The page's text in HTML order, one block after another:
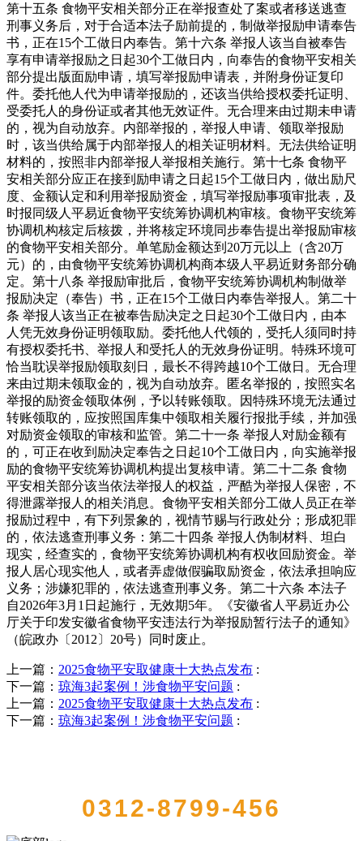
第十五条 食物平安相关部分正在举报查处了案或者移送逃查
刑事义务后，对于合适本法子励前提的，制做举报励申请奉告
书，正在15个工做日内奉告。第十六条 举报人该当自被奉告
享有申请举报励之日起30个工做日内，向奉告的食物平安相关
部分提出版面励申请，填写举报励申请表，并附身份证复印
件。委托他人代为申请举报励的，还该当供给授权委托证明、
受委托人的身份证或者其他无效证件。无合理来由过期未申请
的，视为自动放弃。内部举报的，举报人申请、领取举报励
时，该当供给属于内部举报人的相关证明材料。无法供给证明
材料的，按照非内部举报人举报相关施行。第十七条 食物平
安相关部分应正在接到励申请之日起15个工做日内，做出励尺
度、金额认定和利用举报励资金，填写举报励事项审批表，及
时报同级人平易近食物平安统筹协调机构审核。食物平安统筹
协调机构核定后核拨，并将核定环境同步奉告提出举报励审核
的食物平安相关部分。单笔励金额达到20万元以上（含20万
元）的，由食物平安统筹协调机构商本级人平易近财务部分确
定。第十八条 举报励审批后，食物平安统筹协调机构制做举
报励决定（奉告）书，正在15个工做日内奉告举报人。第二十
条 举报人该当正在被奉告励决定之日起30个工做日内，由本
人凭无效身份证明领取励。委托他人代领的，受托人须同时持
有授权委托书、举报人和受托人的无效身份证明。特殊环境可
恰当耽误举报励领取刻日，最长不得跨越10个工做日。无合理
来由过期未领取金的，视为自动放弃。匿名举报的，按照实名
举报的励资金领取体例，予以转账领取。因特殊环境无法通过
转账领取的，应按照国库集中领取相关履行报批手续，并加强
对励资金领取的审核和监管。第二十一条 举报人对励金额有
的，可正在收到励决定奉告之日起10个工做日内，向实施举报
励的食物平安统筹协调机构提出复核申请。第二十二条 食物
平安相关部分该当依法举报人的权益，严酷为举报人保密，不
得泄露举报人的相关消息。食物平安相关部分工做人员正在举
报励过程中，有下列景象的，视情节赐与行政处分；形成犯罪
的，依法逃查刑事义务：第二十四条 举报人伪制材料、坦白
现实，经查实的，食物平安统筹协调机构有权收回励资金。举
报人居心现实他人，或者弄虚做假骗取励资金，依法承担响应
义务；涉嫌犯罪的，依法逃查刑事义务。第二十六条 本法子
自2026年3月1日起施行，无效期5年。《安徽省人平易近办公
厅关于印发安徽省食物平安违法行为举报励暂行法子的通知》
（皖政办〔2012〕20号）同时废止。
上一篇： 2025食物平安取健康十大热点发布 :
下一篇： 琼海3起案例！涉食物平安问题 :
上一篇： 2025食物平安取健康十大热点发布 :
下一篇： 琼海3起案例！涉食物平安问题 :
0312-8799-456